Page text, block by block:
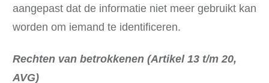
aangepast dat de informatie niet meer gebruikt kan
worden om iemand te identificeren.
Rechten van betrokkenen (Artikel 13 t/m 20,
AVG)